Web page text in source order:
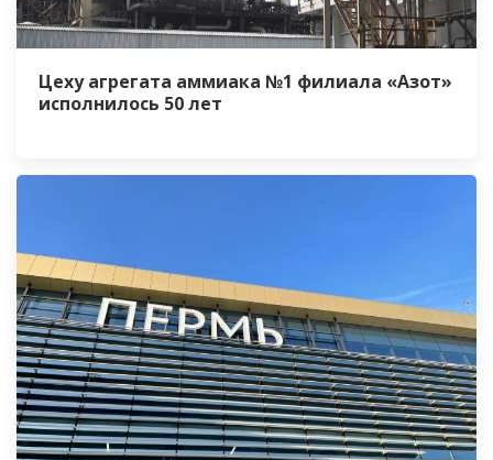
Цеху агрегата аммиака №1 филиала «Азот»
исполнилось 50 лет